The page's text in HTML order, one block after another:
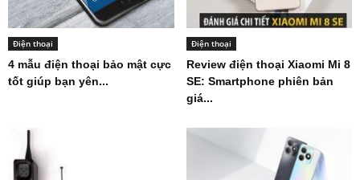
Điện thoại
4 mẫu điện thoại bảo mật cực
tốt giúp bạn yên...
Điện thoại
Review điện thoại Xiaomi Mi 8
SE: Smartphone phiên bản
giá...